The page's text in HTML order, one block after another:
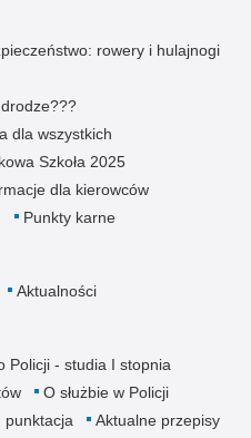
rowery i hulajnogi
dla wszystkich
Szkoła 2025
dla kierowców
Punkty karne
Aktualności
Policji - studia I stopnia
O służbie w Policji
punktacja
Aktualne przepisy